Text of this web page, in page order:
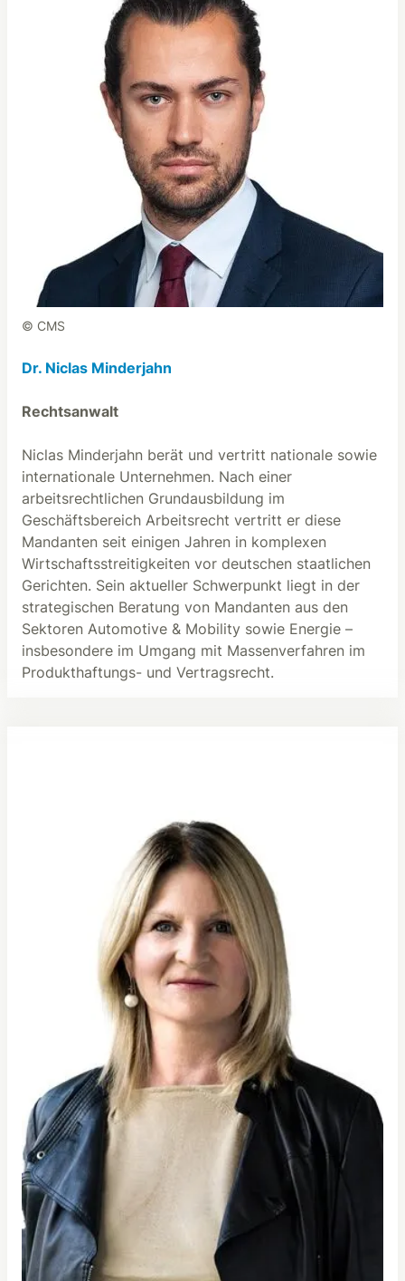
© CMS
Dr. Niclas Minderjahn
Rechtsanwalt
Niclas Minderjahn berät und vertritt nationale sowie
internationale Unternehmen. Nach einer
arbeitsrechtlichen Grundausbildung im
Geschäftsbereich Arbeitsrecht vertritt er diese
Mandanten seit einigen Jahren in komplexen
Wirtschaftsstreitigkeiten vor deutschen staatlichen
Gerichten. Sein aktueller Schwerpunkt liegt in der
strategischen Beratung von Mandanten aus den
Sektoren Automotive & Mobility sowie Energie –
insbesondere im Umgang mit Massenverfahren im
Produkthaftungs- und Vertragsrecht.